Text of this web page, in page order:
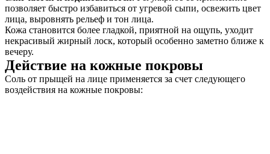
позволяет быстро избавиться от угревой сыпи, освежить цвет
лица, выровнять рельеф и тон лица.
Кожа становится более гладкой, приятной на ощупь, уходит
некрасивый жирный лоск, который особенно заметно ближе к
вечеру.
Действие на кожные покровы
Соль от прыщей на лице применяется за счет следующего
воздействия на кожные покровы: